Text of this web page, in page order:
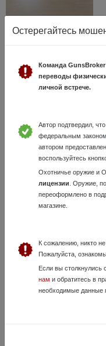
МР-18МН
Ружьë новое.
ИЖ-27
13 Мая, в 21:54
13 000 руб.
Остерегайтесь
Команда
переводы
личной встрече.
Автор подтвердил,
федеральным законом
автором
воспользуйтесь
Охотничье оружие и
лицензии . Оружие,
переоформлено в
магазине.
К сожалению, никто
Пожалуйста,
Если вы
нам и обратитесь в
необходимые данные